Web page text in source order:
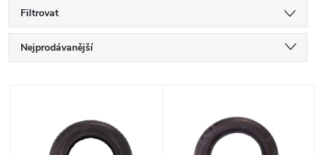
Filtrovat
Ř
Nejprodávanější
Abecedně